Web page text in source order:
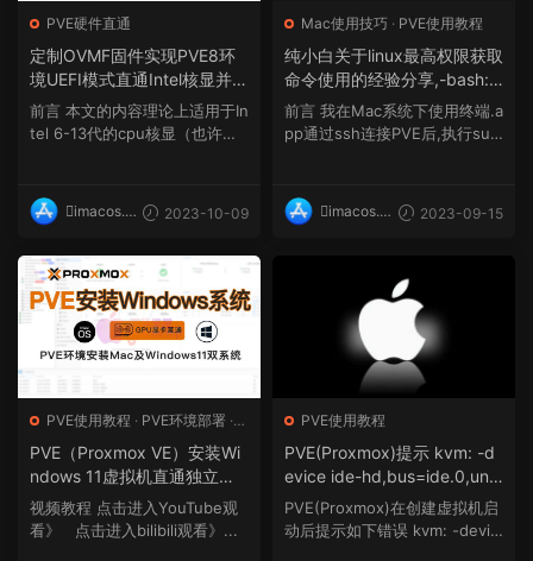
PVE硬件直通
定制OVMF固件实现PVE8环
境UEFI模式直通Intel核显并显
示BIOS适用于intel6-13代处
理器pve8核显直通画面win10
前言 本文的内容理论上适用于In
tel 6-13代的cpu核显（也许支
imacos.t
2023-10-09
Mac使用技巧 · PVE使用教程
纯小白关于linux最高权限获取
命令使用的经验分享,-bash: s
udo: command not found错
误解决方式
前言 我在Mac系统下使用终端.a
pp通过ssh连接PVE后,执行sud
imacos.t
2023-09-15
PVE使用教程 · PVE环境部署 ·
PVE硬件直通
PVE（Proxmox VE）安装Wi
ndows 11虚拟机直通独立显
卡，一台电脑上同时运行Mac
os及windows双系统
视频教程 点击进入YouTube观
看》 点击进入bilibili观看》...
PVE使用教程
PVE(Proxmox)提示 kvm: -d
evice ide-hd,bus=ide.0,unit
=1,drive=drive-ide1,id=ide1,
bootindex=101: Can't creat
PVE(Proxmox)在创建虚拟机启
动后提示如下错误 kvm: -devic